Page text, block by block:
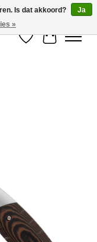
Verlanglijst
Is dat akkoord?
Ja
»